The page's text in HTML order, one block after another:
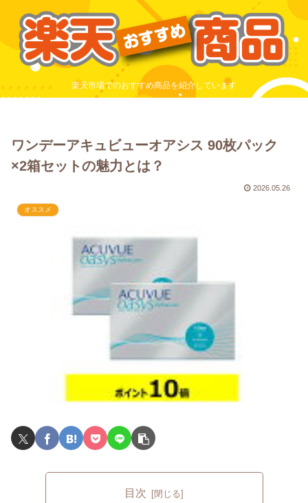
楽天市場でのおすすめ商品を紹介しています
ワンデーアキュビューオアシス 90枚パック
×2箱セットの魅力とは？
2026.05.26
オススメ
目次